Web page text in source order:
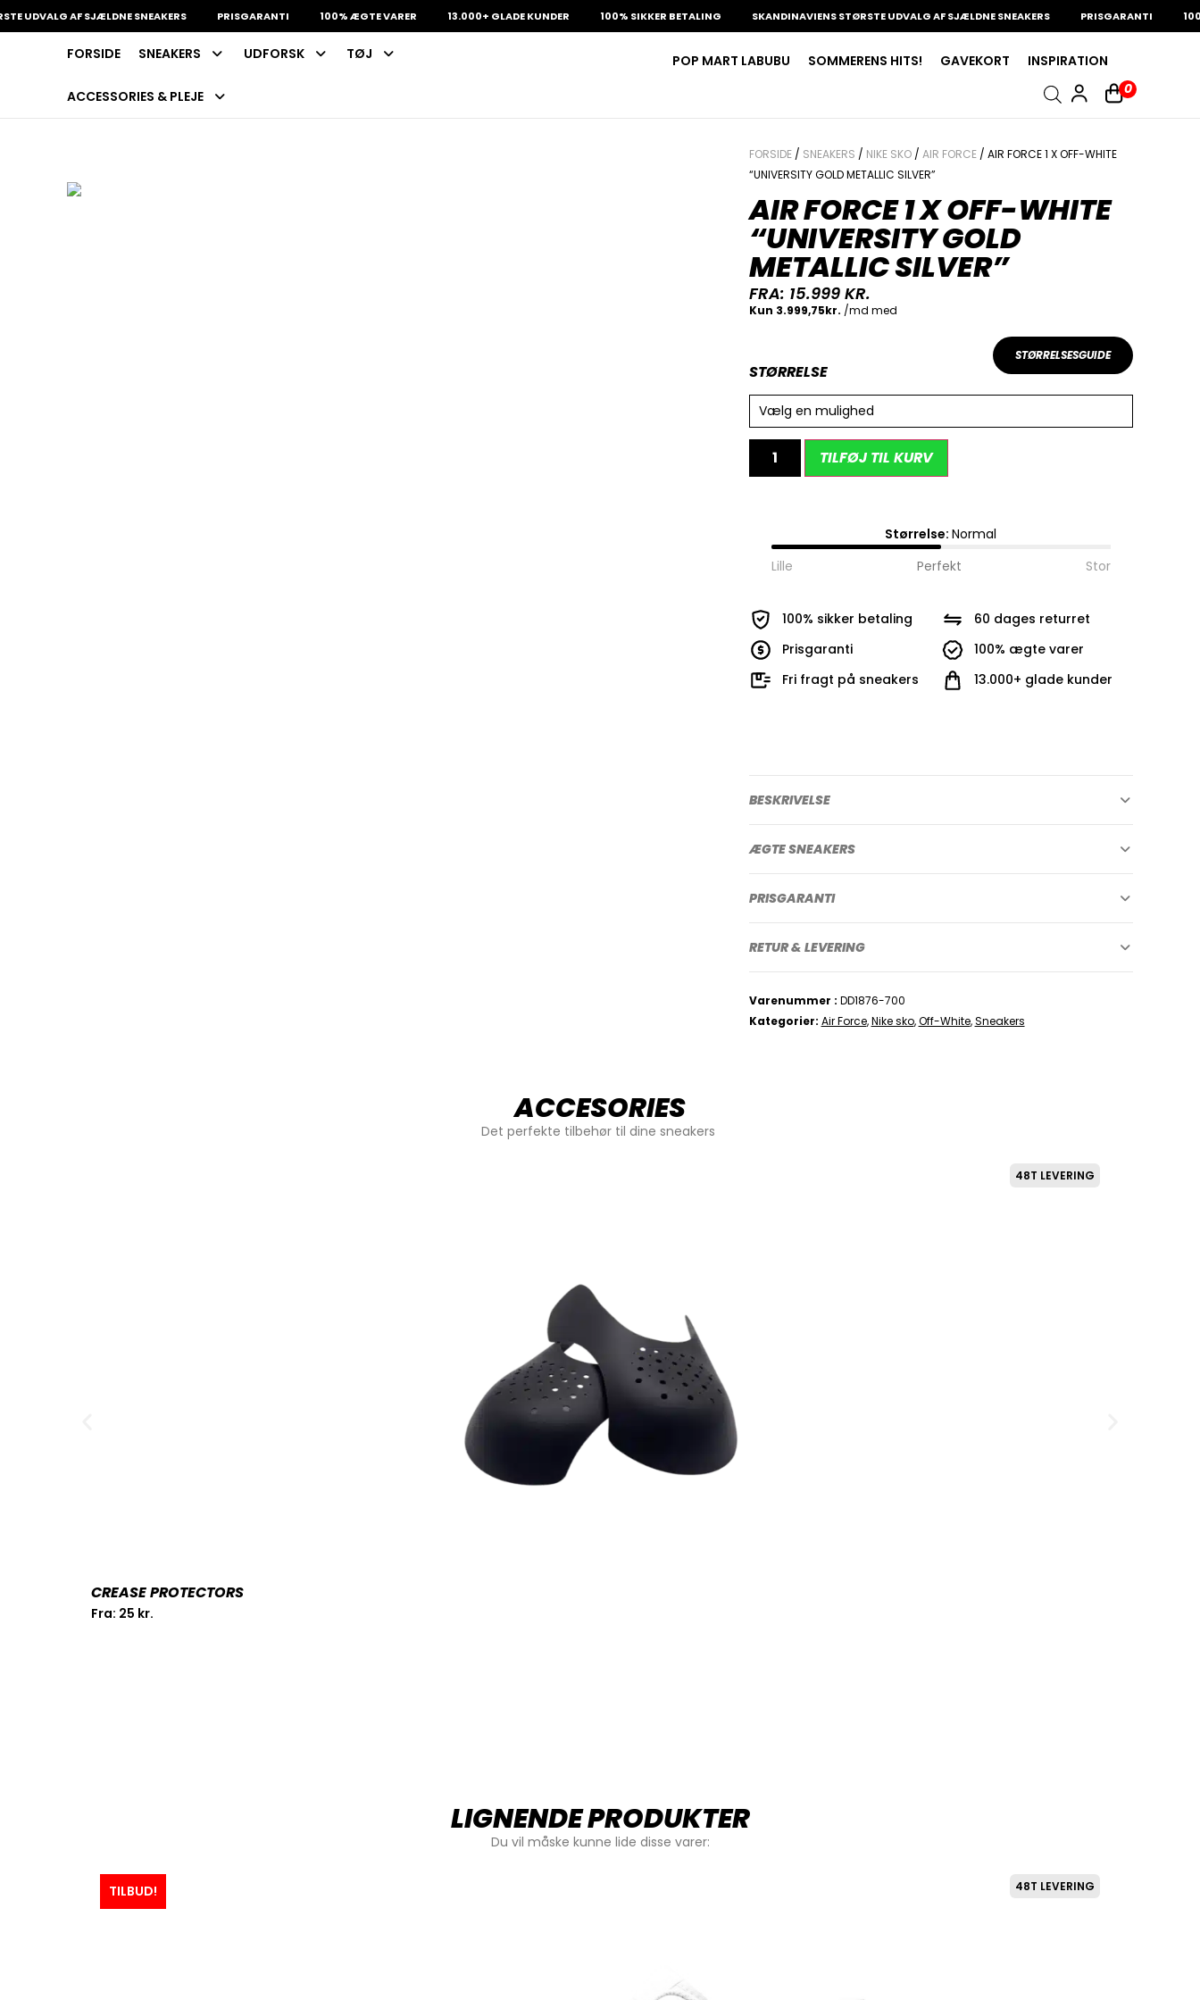
AF SJÆLDNE SNEAKERS PRISGARANTI 100% ÆGTE VARER 13.000+ GLADE KUNDER 100% SIKKER BETALING SKANDINAVIENS STØRSTE UDVALG AF SJÆLDNE SNEAKERS PRISGARANTI 100%
FORSIDE SNEAKERS UDFORSK TØJ
ACCESSORIES & PLEJE
POP MART LABUBU SOMMERENS HITS! GAVEKORT
INSPIRATION
0
INDKØBSKURV
Din kurv er tom.
FORSIDE/ SNEAKERS / NIKE SKO/ AIR FORCE/ AIR FORCE 1 X OFF-WHITE
“UNIVERSITY GOLD METALLIC SILVER”
AIR FORCE 1 X OFF-WHITE
“UNIVERSITY GOLD
METALLIC SILVER”
FRA: 15.999 KR.
STØRRELSESGUIDE
STØRRELSE
Vælg en mulighed
TILFØJ TIL KURV
Størrelse:Normal
Lille
Perfekt Stor
100% sikker betaling
Prisgaranti
Fri fragt på sneakers
60 dages returret
100% ægte varer
13.000+ glade kunder
BESKRIVELSE
ÆGTE SNEAKERS
PRISGARANTI
RETUR & LEVERING
Varenummer
DD1876-700
Kategorier Air Force,Nike sko,Off-White,Sneakers
ACCESORIES
Det perfekte tilbehør til dine sneakers
48T LEVERING
CREASE PROTECTORS
Fra: 25 kr.
LIGNENDE PRODUKTER
Du vil måske kunne lide disse varer:
TILBUD! 48T LEVERING